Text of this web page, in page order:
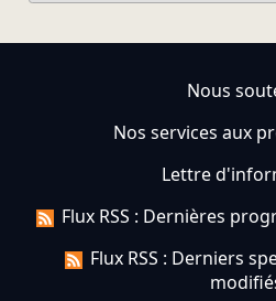
Nous
Nos services aux
Lettre
Flux RSS : Dernières
Flux RSS : Derniers